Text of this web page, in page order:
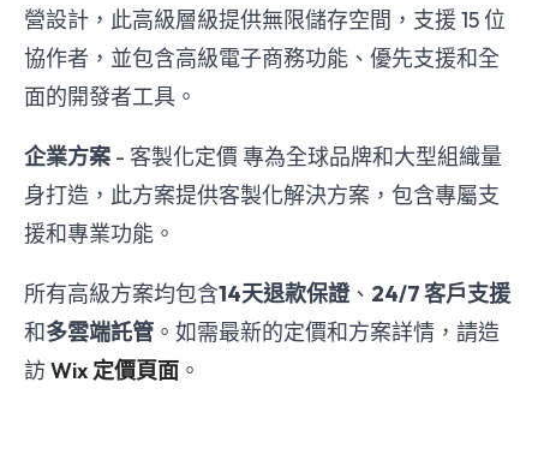
營設計，此高級層級提供無限儲存空間，支援 15 位
協作者，並包含高級電子商務功能、優先支援和全
面的開發者工具。
企業方案 - 客製化定價 專為全球品牌和大型組織量
身打造，此方案提供客製化解決方案，包含專屬支
援和專業功能。
所有高級方案均包含14天退款保證、 24/7 客戶支援
和多雲端託管 。如需最新的定價和方案詳情，請造
訪 Wix 定價頁面 。